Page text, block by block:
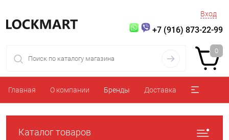
Вход
+7 (916) 873-22-99
0
Главная О компании Бренды Доставка
Каталог товаров